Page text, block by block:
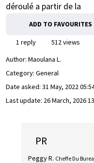
déroulé a partir de la
ADD TO FAVOURITES
1 reply
512 views
Author: Maoulana L.
Category: General
Date asked: 31 May, 2022
Last update: 26 March, 2026
PR
Peggy R. Cheffe Du